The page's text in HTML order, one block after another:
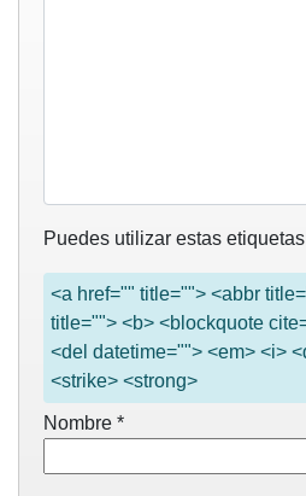
Puedes utilizar estas
<a href="" title=""> <abbr
title=""> <b> <blockquote
<del datetime=""> <em> <i>
<strike> <strong>
Nombre *